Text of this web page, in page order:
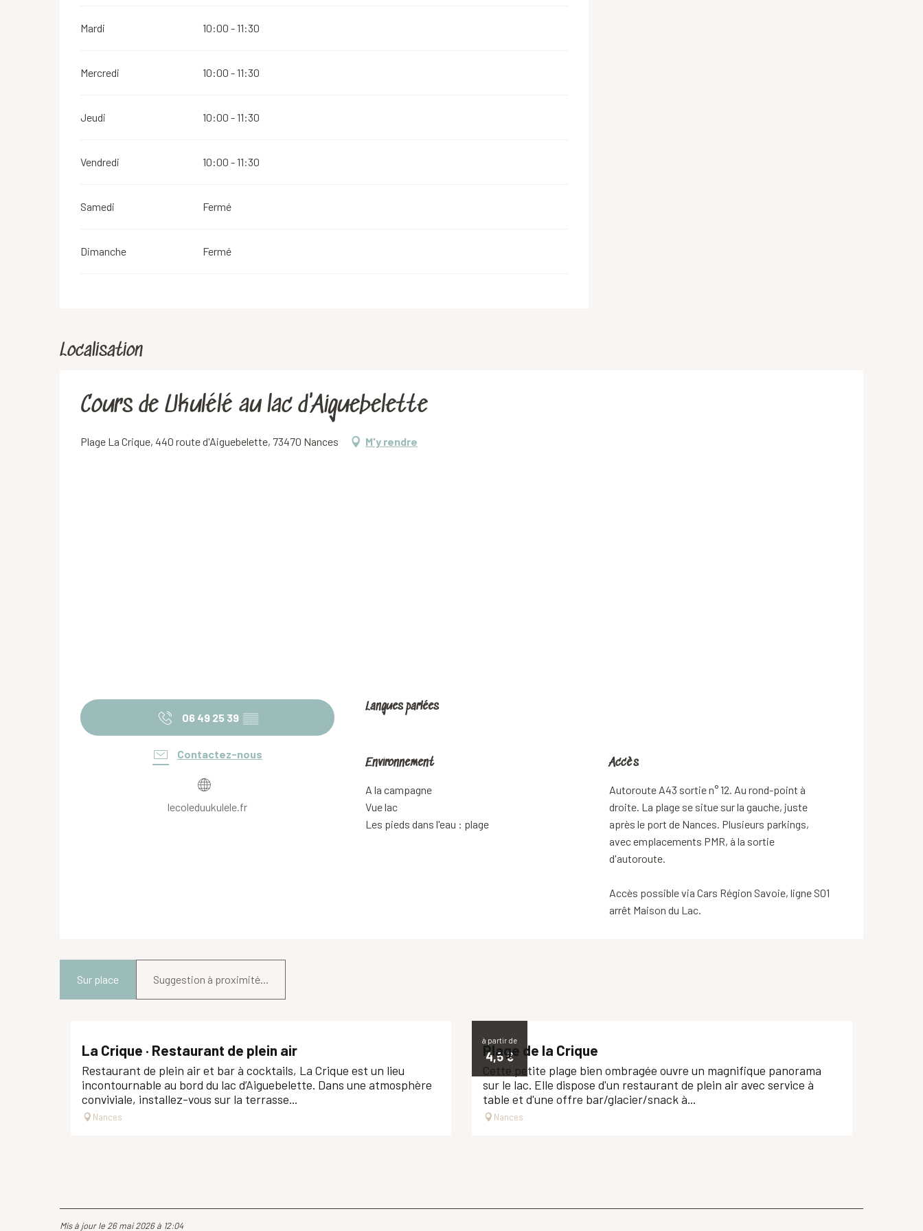
Mardi 10:00 - 11:30
Mercredi 10:00 - 11:30
Jeudi 10:00 - 11:30
Vendredi 10:00 - 11:30
Samedi Fermé
Dimanche Fermé
Localisation
Cours de Ukulélé au lac d'Aiguebelette
Plage La Crique, 440 route d'Aiguebelette, 73470 Nances M'y rendre
06 49 25 39 ▒▒
Contactez-nous
lecoleduukulele.fr
Langues parlées
Langues parlées
Environnement
Environnement
A la campagne
Vue lac
Les pieds dans l'eau : plage
Accès
Accès
Autoroute A43 sortie n° 12. Au rond-point à
droite. La plage se situe sur la gauche, juste
après le port de Nances. Plusieurs parkings,
avec emplacements PMR, à la sortie
d'autoroute.
Accès possible via Cars Région Savoie, ligne S01
arrêt Maison du Lac.
Sur place Suggestion à proximité...
La Crique · Restaurant de plein air
Restaurant de plein air et bar à cocktails, La Crique est un lieu
incontournable au bord du lac d’Aiguebelette. Dans une atmosphère
conviviale, installez-vous sur la terrasse...
Nances
à partir de
4,5€
Plage de la Crique
Cette petite plage bien ombragée ouvre un magnifique panorama
sur le lac. Elle dispose d'un restaurant de plein air avec service à
table et d'une offre bar/glacier/snack à...
Nances
Mis à jour le 26 mai 2026 à 12:04